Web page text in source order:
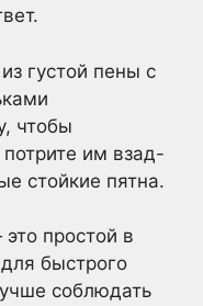
густой пены с
чтобы
потрите им взад-
стойкие пятна.
простой в
быстрого
соблюдать